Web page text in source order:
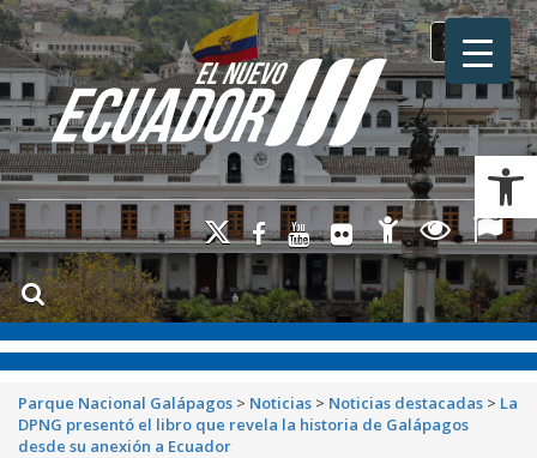
Toggle
Parque Nacional Galápagos > Noticias > Noticias destacadas > La
DPNG presentó el libro que revela la historia de Galápagos
desde su anexión a Ecuador